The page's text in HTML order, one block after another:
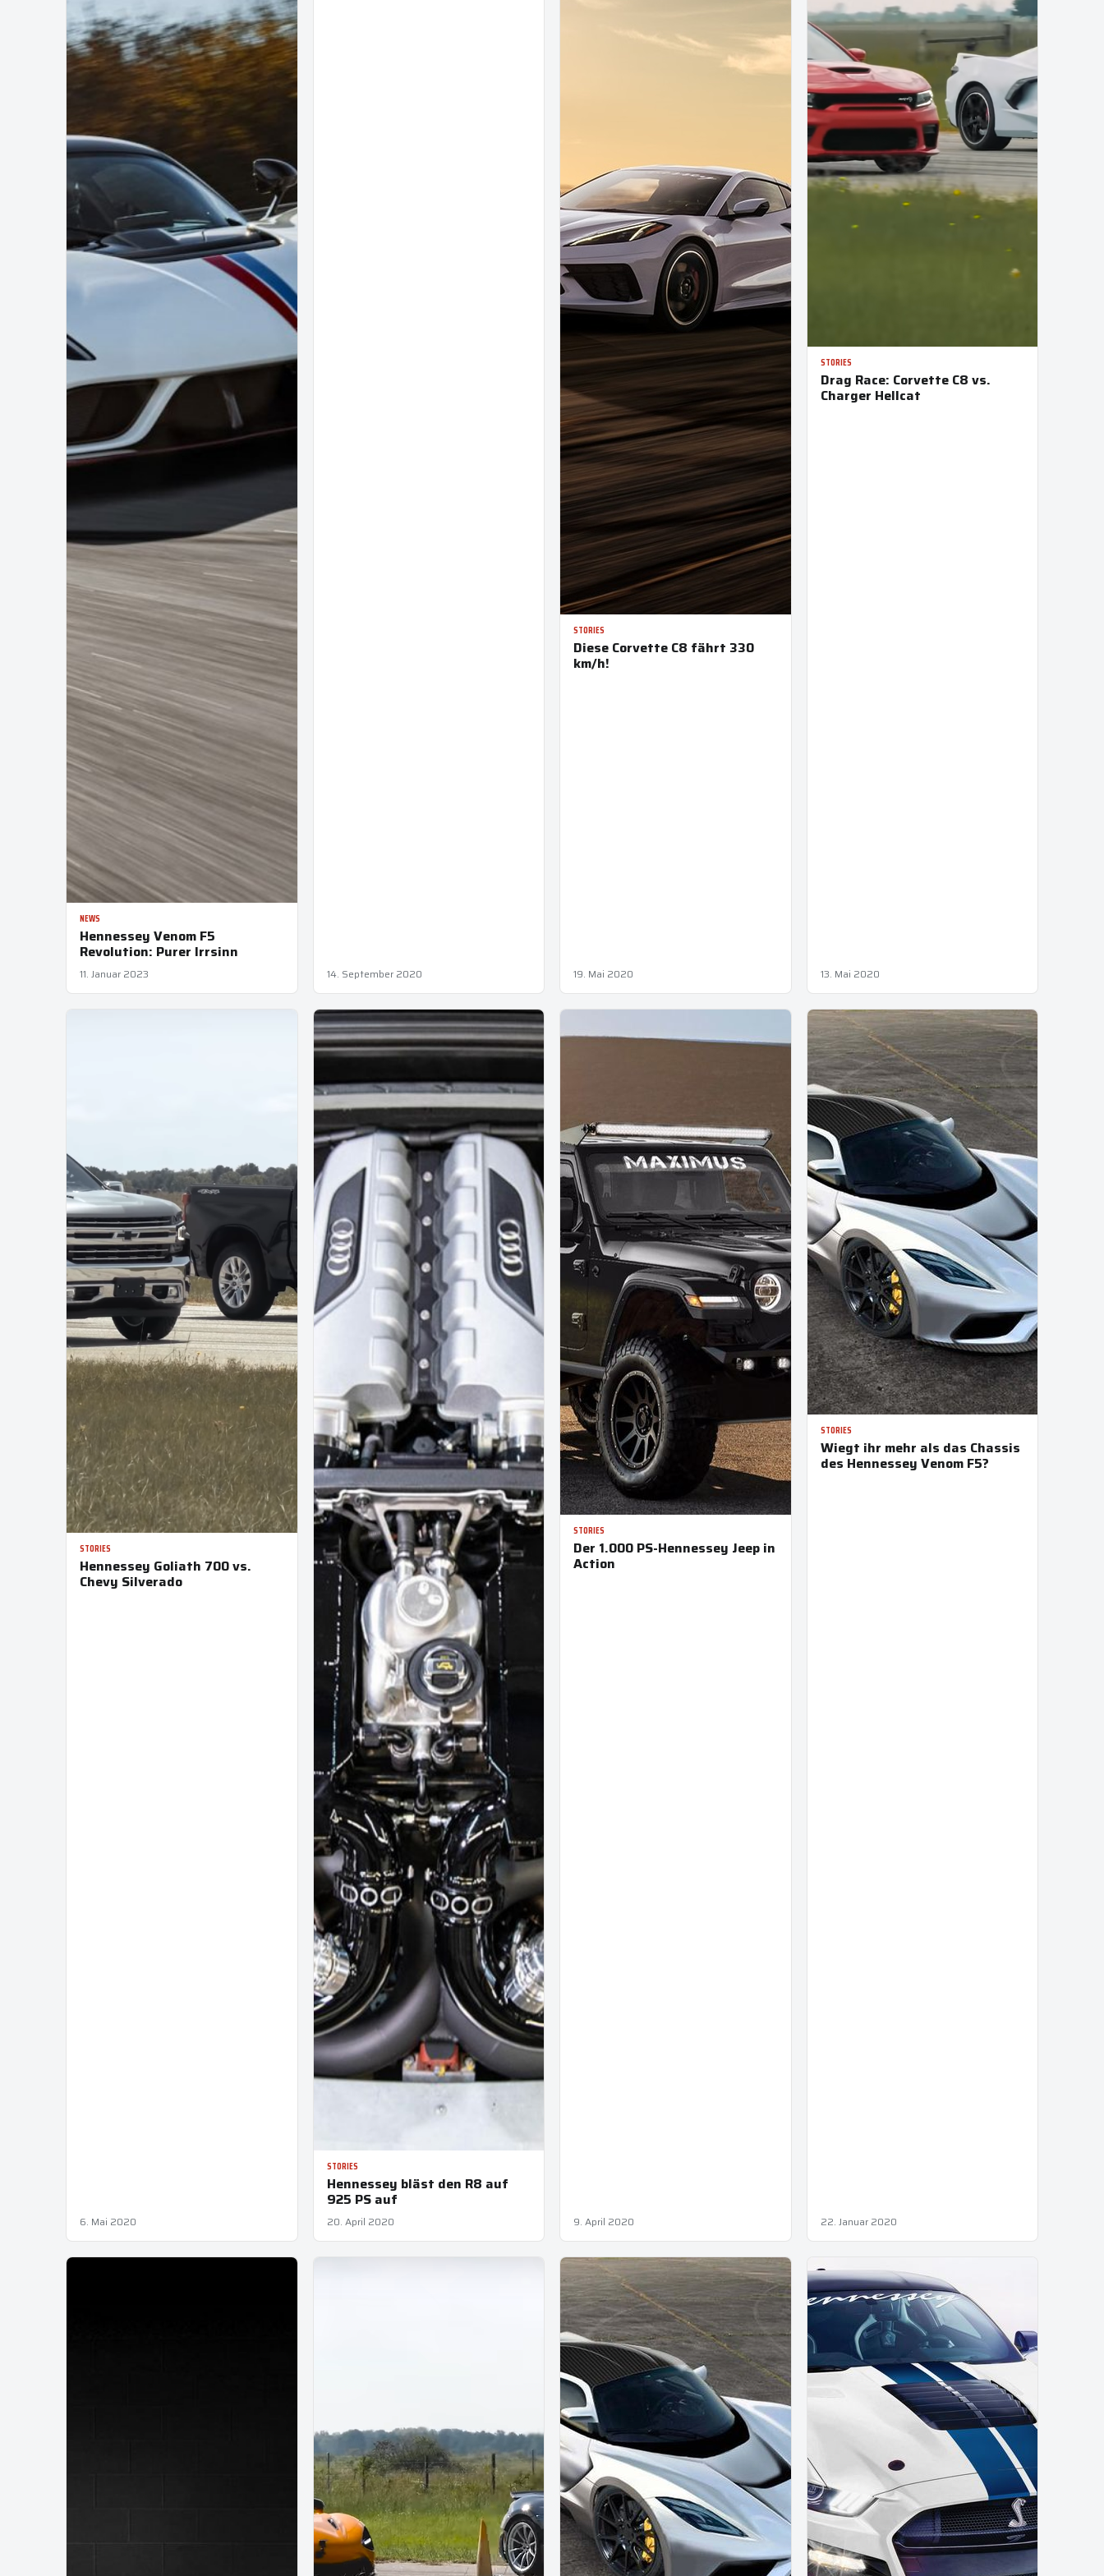
NEWS
Hennessey Venom F5
Revolution: Purer Irrsinn
11. Januar 2023 14. September 2020
STORIES
Diese Corvette C8 fährt 330
km/h!
19. Mai 2020
STORIES
Drag Race: Corvette C8 vs.
Charger Hellcat
13. Mai 2020
STORIES
Hennessey Goliath 700 vs.
Chevy Silverado
6. Mai 2020
STORIES
Hennessey bläst den R8 auf
925 PS auf
20. April 2020
STORIES
Der 1.000 PS-Hennessey Jeep in
Action
9. April 2020
STORIES
Wiegt ihr mehr als das Chassis
des Hennessey Venom F5?
22. Januar 2020